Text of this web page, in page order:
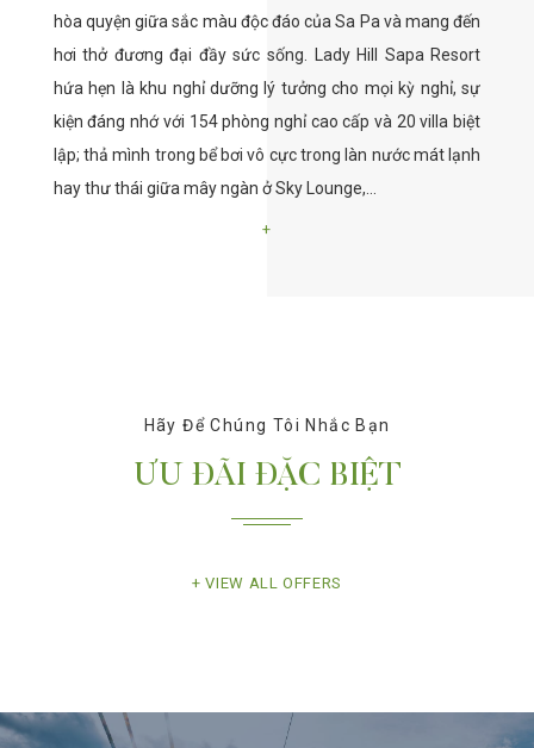
hòa quyện giữa sắc màu độc đáo của Sa Pa và mang đến
hơi thở đương đại đầy sức sống. Lady Hill Sapa Resort
hứa hẹn là khu nghỉ dưỡng lý tưởng cho mọi kỳ nghỉ, sự
kiện đáng nhớ với 154 phòng nghỉ cao cấp và 20 villa biệt
lập; thả mình trong bể bơi vô cực trong làn nước mát lạnh
hay thư thái giữa mây ngàn ở Sky Lounge,…
Hãy Để Chúng Tôi Nhắc Bạn
ƯU ĐÃI ĐẶC BIỆT
VIEW ALL OFFERS